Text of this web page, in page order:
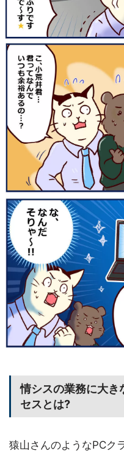
情シスの業務に大き
セスとは?
猿山さんのようなPCク